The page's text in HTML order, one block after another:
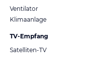
Ventilator
Klimaanlage
TV-Empfang
Satelliten-TV